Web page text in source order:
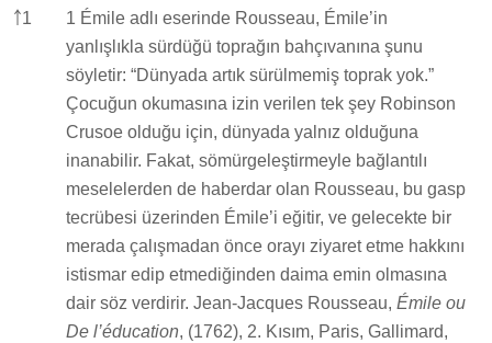
￪1
1 Émile adlı eserinde Rousseau, Émile’in
yanlışlıkla sürdüğü toprağın bahçıvanına şunu
söyletir: “Dünyada artık sürülmemiş toprak yok.”
Çocuğun okumasına izin verilen tek şey Robinson
Crusoe olduğu için, dünyada yalnız olduğuna
inanabilir. Fakat, sömürgeleştirmeyle bağlantılı
meselelerden de haberdar olan Rousseau, bu gasp
tecrübesi üzerinden Émile’i eğitir, ve gelecekte bir
merada çalışmadan önce orayı ziyaret etme hakkını
istismar edip etmediğinden daima emin olmasına
dair söz verdirir. Jean-Jacques Rousseau, Émile ou
De l’éducation, (1762), 2. Kısım, Paris, Gallimard,